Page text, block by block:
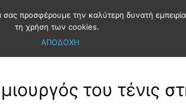
του τένις
προσφέρουμε την καλύτερη δυνατή
τη χρήση των cookies.
ΑΠΟΔΟΧΗ